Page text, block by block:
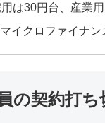
は30円台、産業
イクロファイナン
の契約打